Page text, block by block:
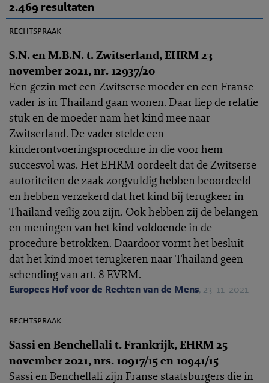
2.469 resultaten
rechtspraak
S.N. en M.B.N. t. Zwitserland, EHRM 23
november 2021, nr. 12937/20
Een gezin met een Zwitserse moeder en een Franse
vader is in Thailand gaan wonen. Daar liep de relatie
stuk en de moeder nam het kind mee naar
Zwitserland. De vader stelde een
kinderontvoeringsprocedure in die voor hem
succesvol was. Het EHRM oordeelt dat de Zwitserse
autoriteiten de zaak zorgvuldig hebben beoordeeld
en hebben verzekerd dat het kind bij terugkeer in
Thailand veilig zou zijn. Ook hebben zij de belangen
en meningen van het kind voldoende in de
procedure betrokken. Daardoor vormt het besluit
dat het kind moet terugkeren naar Thailand geen
schending van art. 8 EVRM.
Europees Hof voor de Rechten van de Mens, 23-11-2021
rechtspraak
Sassi en Benchellali t. Frankrijk, EHRM 25
november 2021, nrs. 10917/15 en 10941/15
Sassi en Benchellali zijn Franse staatsburgers die in